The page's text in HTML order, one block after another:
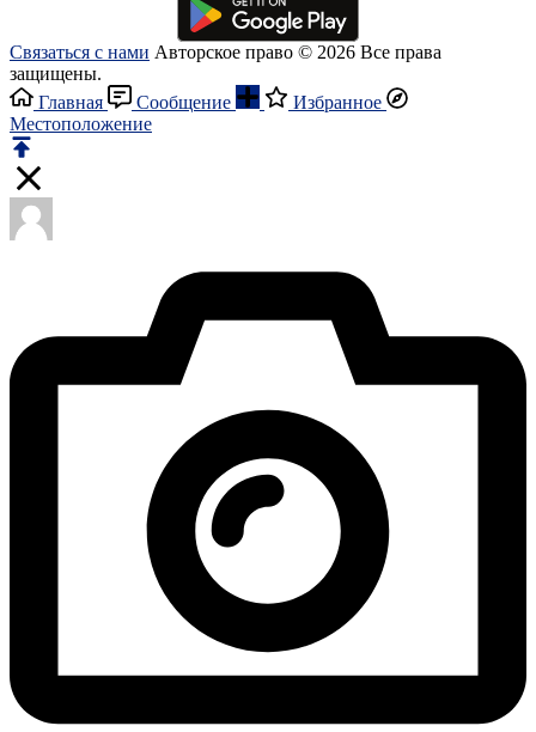
Связаться с нами Авторское право © 2026 Все права
защищены.
Главная
Сообщение
Избранное
Местоположение